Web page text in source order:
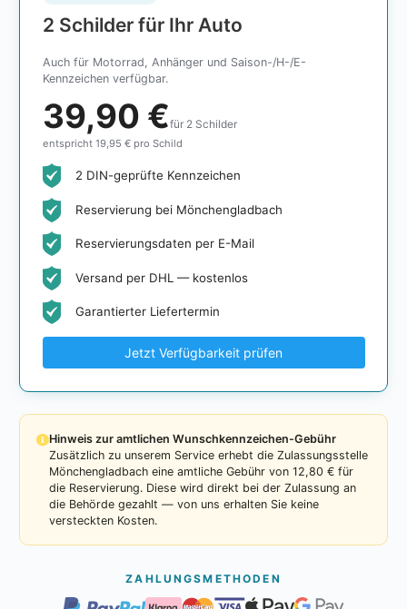
2 Schilder für Ihr Auto
Auch für Motorrad, Anhänger und Saison-/H-/E-
Kennzeichen verfügbar.
39,90 €für 2 Schilder
entspricht 19,95 € pro Schild
2 DIN-geprüfte Kennzeichen
Reservierung bei Mönchengladbach
Reservierungsdaten per E-Mail
Versand per DHL — kostenlos
Garantierter Liefertermin
Jetzt Verfügbarkeit prüfen
Hinweis zur amtlichen Wunschkennzeichen-Gebühr
Zusätzlich zu unserem Service erhebt die Zulassungsstelle
Mönchengladbach eine amtliche Gebühr von 12,80 € für
die Reservierung. Diese wird direkt bei der Zulassung an
die Behörde gezahlt — von uns erhalten Sie keine
versteckten Kosten.
ZAHLUNGSMETHODEN